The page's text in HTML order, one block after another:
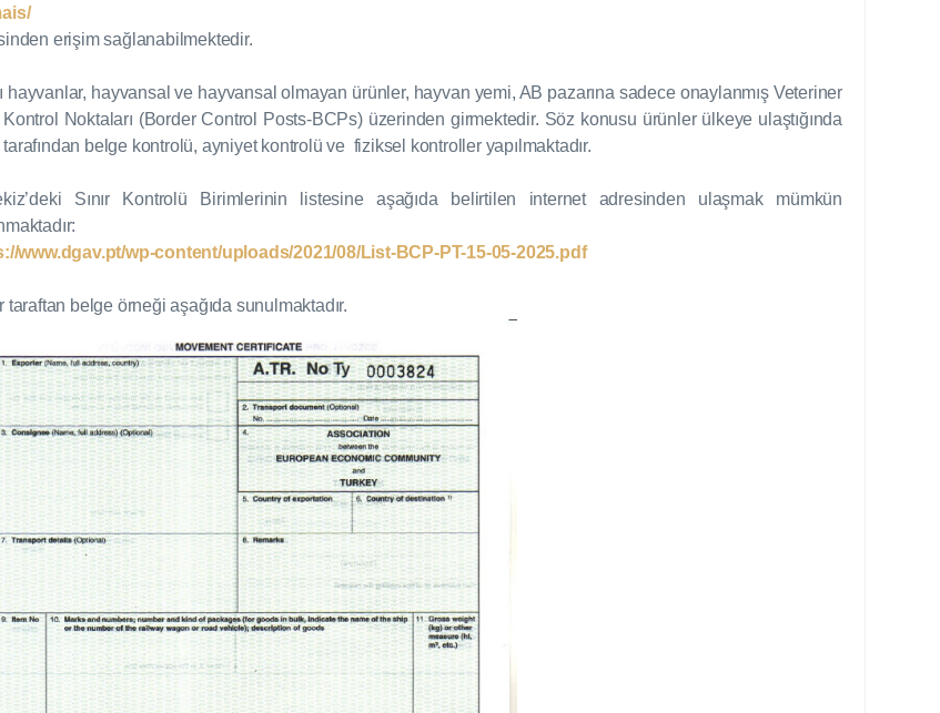
erişim sağlanabilmektedir.
hayvanlar, hayvansal ve hayvansal olmayan ürünler, hayvan yemi, AB pazarına sadece onaylanmış Veteriner
Kontrol Noktaları (Border Control Posts-BCPs) üzerinden girmektedir. Söz konusu ürünler ülkeye ulaştığında
belge kontrolü, ayniyet kontrolü ve fiziksel kontroller yapılmaktadır.
Sınır Kontrolü Birimlerinin listesine aşağıda belirtilen internet adresinden ulaşmak mümkün
www.dgav.pt/wp-content/uploads/2021/08/List-BCP-PT-15-05-2025.pdf
taraftan belge örneği aşağıda sunulmaktadır.